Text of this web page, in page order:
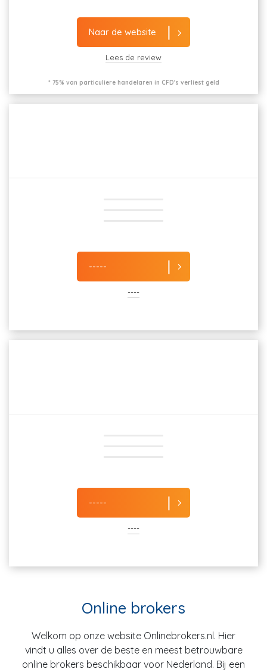
Naar de website
Lees de review
* 75% van particuliere handelaren in CFD's verliest geld
-----
----
-----
----
Online brokers
Welkom op onze website Onlinebrokers.nl. Hier
vindt u alles over de beste en meest betrouwbare
online brokers beschikbaar voor Nederland. Bij een